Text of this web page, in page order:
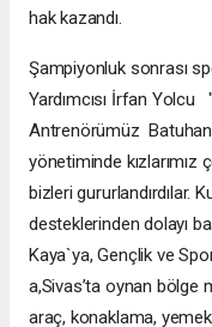
hak kazandı.
Şampiyonluk sonrası
Yardımcısı İrfan
Antrenörümüz Batuhan
yönetiminde kızlarımız
bizleri gururlandırdılar.
desteklerinden dolayı
Kaya`ya, Gençlik ve
a,Sivas’ta oynan bölge
araç, konaklama,